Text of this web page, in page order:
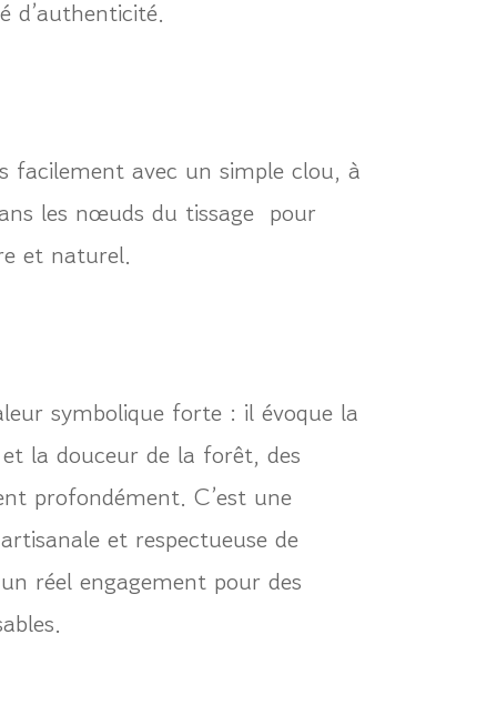
d’authenticité.
facilement avec un simple clou, à
les nœuds du tissage pour
et naturel.
symbolique forte : il évoque la
la douceur de la forêt, des
profondément. C’est une
et respectueuse de
réel engagement pour des